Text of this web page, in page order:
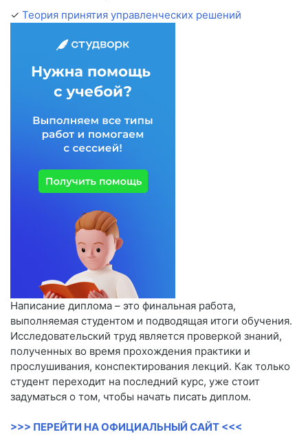
✓ Теория принятия управленческих решений
Написание диплома – это финальная работа,
выполняемая студентом и подводящая итоги обучения.
Исследовательский труд является проверкой знаний,
полученных во время прохождения практики и
прослушивания, конспектирования лекций. Как только
студент переходит на последний курс, уже стоит
задуматься о том, чтобы начать писать диплом.
>>> ПЕРЕЙТИ НА ОФИЦИАЛЬНЫЙ САЙТ <<<